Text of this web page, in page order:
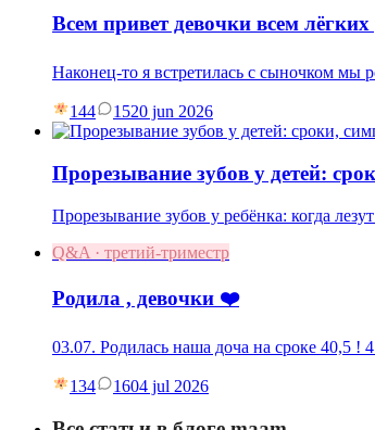
Всем привет девочки всем
Наконец-то я встретилась с сыночком мы
144 1520 jun 2026
Прорезывание зубов у детей:
Прорезывание зубов у ребёнка: когда
Q&A · третий-триместр
Родила , девочки ❤️
03.07. Родилась наша доча на сроке 40,5 !
134 1604 jul 2026